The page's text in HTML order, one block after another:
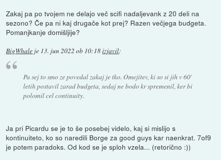
Zakaj pa po tvojem ne delajo več scifi nadaljevank z 20 deli na
sezono? Če pa ni kaj drugače kot prej? Razen večjega budgeta.
Pomanjkanje domišljije?
BigWhale je 13. jun 2022 ob 10:18izjavil:
Pa sej to smo ze povedal zakaj je tko. Omejitev, ki so si jih v 60'
letih postavil zarad budgeta, sedaj ne bodo kr spremenil, ker bi
polomil cel continuity.
Ja pri Picardu se je to še posebej videlo, kaj si mislijo s
kontinuiteto, ko so naredili Borge za good guys kar naenkrat. 7of9
je potem paradoks. Od kod se je sploh vzela... (retorično :))